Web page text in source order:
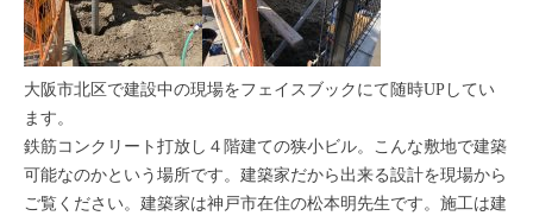
大阪市北区で建設中の現場をフェイスブックにて随時UPしてい
ます。
鉄筋コンクリート打放し４階建ての狭小ビル。こんな敷地で建築
可能なのかという場所です。建築家だから出来る設計を現場から
ご覧ください。建築家は神戸市在住の松本明先生です。施工は建